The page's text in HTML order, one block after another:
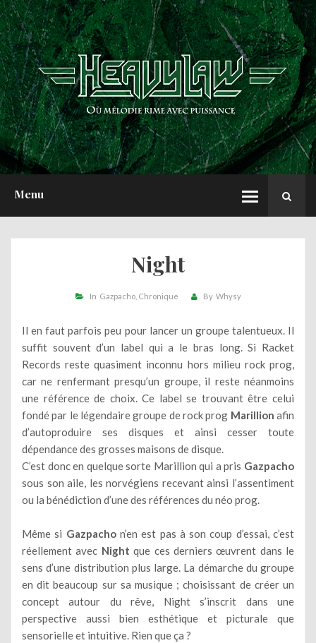
Menu
ACCUEIL
NEWS
CHRONIQUES
INTERVIEWS
REPORTS
A PROPOS
Night
In Gazpacho Chronique By Whysy
Il en faut parfois peu pour lancer un groupe talentueux. Il
suffit souvent d’un label qui a le bras long. Si Racket
Records reste quasiment inconnu hors milieu rock prog,
car ne renfermant presqu’un groupe, il reste néanmoins
une référence de choix. Ce label se trouvant être celui
fondé par le légendaire groupe de rock prog Marillion afin
d’autoproduire ses disques et ainsi cesser toute
dépendance des grosses maisons de disque.
C’est donc en quelque sorte Marillion qui a pris Gazpacho
sous son aile, les norvégiens recevant ainsi l’assentiment
ou la bénédiction d’une des références du néo prog.
Même si Gazpachon’en est pas à son coup d’essai, c’est
réellement avec Night que ces derniers œuvrent dans le
sens d’une distribution plus large. La démarche du groupe
en dit beaucoup sur sa musique ; choisissant de créer un
concept autour du rêve, Night s’inscrit dans une
perspective aussi bien esthétique et picturale que
sensorielle et intuitive. Rien que ça ?